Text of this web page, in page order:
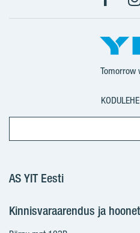
Tomorrow
AS YIT Eesti
Kinnisvaraarendus ja